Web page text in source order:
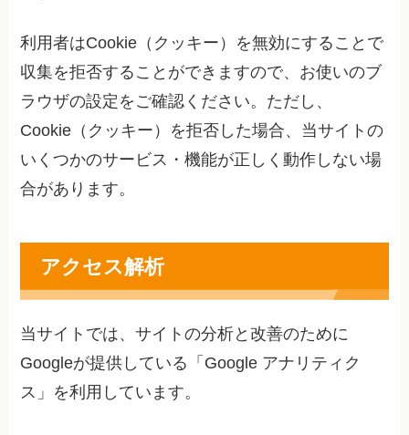
利用者はCookie（クッキー）を無効にすることで
収集を拒否することができますので、お使いのブ
ラウザの設定をご確認ください。ただし、
Cookie（クッキー）を拒否した場合、当サイトの
いくつかのサービス・機能が正しく動作しない場
合があります。
アクセス解析
当サイトでは、サイトの分析と改善のために
Googleが提供している「Google アナリティク
ス」を利用しています。